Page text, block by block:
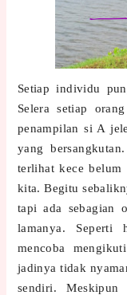
Setiap individu
Selera setiap
penampilan si A
yang
terlihat kece belum
kita. Begitu
tapi ada sebagian
lamanya. Seperti
mencoba
jadinya tidak
sendiri. Meskipun